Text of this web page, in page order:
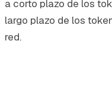
a corto plazo de los
largo plazo de los
red.